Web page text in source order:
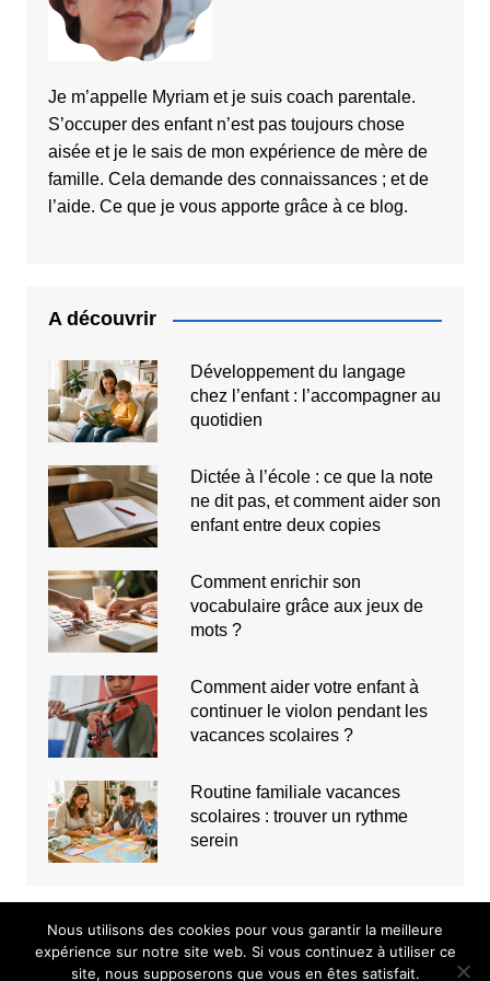
perceptibles. On obtient
généralement une sensation
de réponse rapide, idéale
pour les grooves serrés et
les rythmiques articulées.
Grâce aux différentes
Je m’appelle Myriam et je suis coach parentale.
S’occuper des enfant n’est pas toujours chose
aisée et je le sais de mon expérience de mère de
famille. Cela demande des connaissances ; et de
l’aide. Ce que je vous apporte grâce à ce blog.
A découvrir
Développement du langage
chez l’enfant : l’accompagner au
quotidien
Dictée à l’école : ce que la note
ne dit pas, et comment aider son
enfant entre deux copies
Comment enrichir son
vocabulaire grâce aux jeux de
mots ?
Comment aider votre enfant à
continuer le violon pendant les
vacances scolaires ?
Routine familiale vacances
scolaires : trouver un rythme
serein
Nous utilisons des cookies pour vous garantir la meilleure
expérience sur notre site web. Si vous continuez à utiliser ce
site, nous supposerons que vous en êtes satisfait.